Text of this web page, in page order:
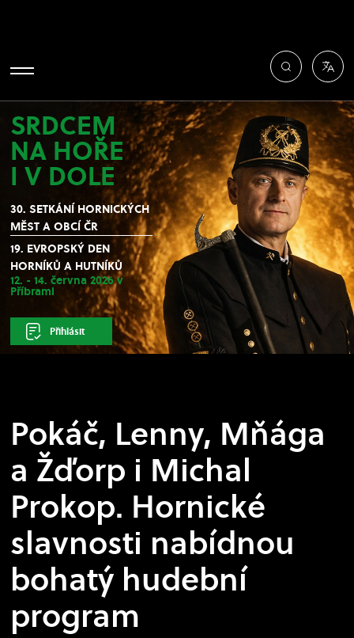
SRDCEM
NA HOŘE
I V DOLE
30. SETKÁNÍ HORNICKÝCH
MĚST A OBCÍ ČR
19. EVROPSKÝ DEN
HORNÍKŮ A HUTNÍKŮ
12. - 14. června 2026 v
Příbrami
Přihlásit
Pokáč, Lenny, Mňága
a Žďorp i Michal
Prokop. Hornické
slavnosti nabídnou
bohatý hudební
program